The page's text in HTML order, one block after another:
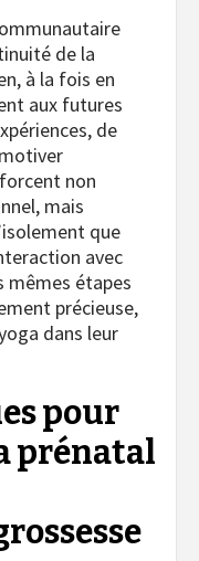
de la
à la fois en
aux futures
de
non
mais
que
avec
mêmes étapes
précieuse,
dans leur
pour
prénatal